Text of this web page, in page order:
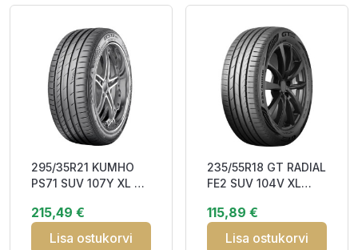
35R21 KUMHO
SUV 107Y XL RP
€
Lisa ostukorvi
235/55R18 GT RADIAL
FE2 SUV 104V XL
115,89 €
Lisa ostukorvi